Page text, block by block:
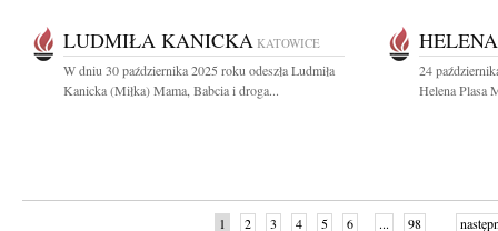
LUDMIŁA KANICKA KATOWICE
W dniu 30 października 2025 roku odeszła Ludmiła
Kanicka (Miłka) Mama, Babcia i droga...
24
Helena Plasa
1 2 3 4 5 6 ... 98